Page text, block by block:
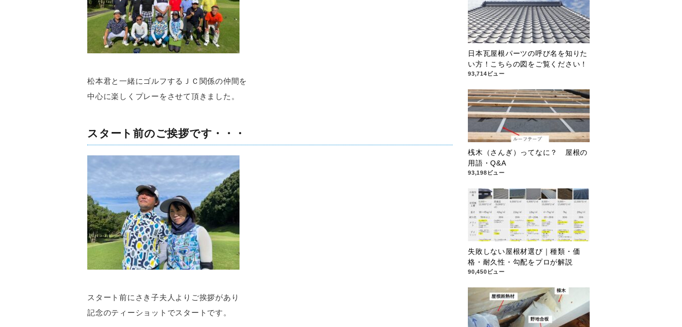
松本君と一緒にゴルフするＪＣ関係の仲間を
中心に楽しくプレーをさせて頂きました。
スタート前のご挨拶です・・・
スタート前にさき子夫人よりご挨拶があり
記念のティーショットでスタートです。
日本瓦屋根パーツの呼び名を知りた
い方！こちらの図をご覧ください！
93,714ビュー
桟木（さんぎ）ってなに？ 屋根の
用語・Q&A
93,198ビュー
失敗しない屋根材選び｜種類・価
格・耐久性・勾配をプロが解説
90,450ビュー